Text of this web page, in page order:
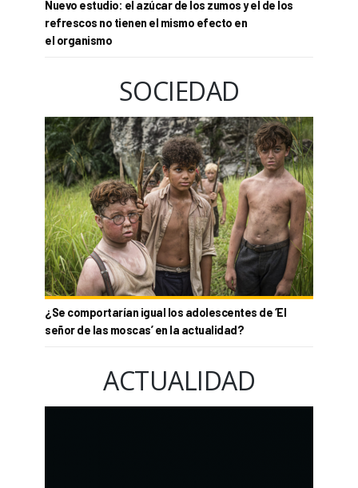
Nuevo estudio: el azúcar de los zumos y el de los
refrescos no tienen el mismo efecto en
el organismo
SOCIEDAD
¿Se comportarían igual los adolescentes de ‘El
señor de las moscas’ en la actualidad?
ACTUALIDAD